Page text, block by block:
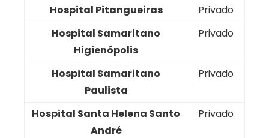
Hospital Pitangueiras
Privado
Hospital Samaritano
Higienópolis
Privado
Hospital Samaritano
Paulista
Privado
Hospital Santa Helena Santo
André
Privado